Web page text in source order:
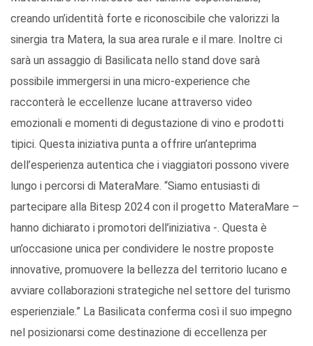
creando un’identità forte e riconoscibile che valorizzi la
sinergia tra Matera, la sua area rurale e il mare. Inoltre ci
sarà un assaggio di Basilicata nello stand dove sarà
possibile immergersi in una micro-experience che
racconterà le eccellenze lucane attraverso video
emozionali e momenti di degustazione di vino e prodotti
tipici. Questa iniziativa punta a offrire un’anteprima
dell’esperienza autentica che i viaggiatori possono vivere
lungo i percorsi di MateraMare. “Siamo entusiasti di
partecipare alla Bitesp 2024 con il progetto MateraMare –
hanno dichiarato i promotori dell’iniziativa -. Questa è
un’occasione unica per condividere le nostre proposte
innovative, promuovere la bellezza del territorio lucano e
avviare collaborazioni strategiche nel settore del turismo
esperienziale.” La Basilicata conferma così il suo impegno
nel posizionarsi come destinazione di eccellenza per